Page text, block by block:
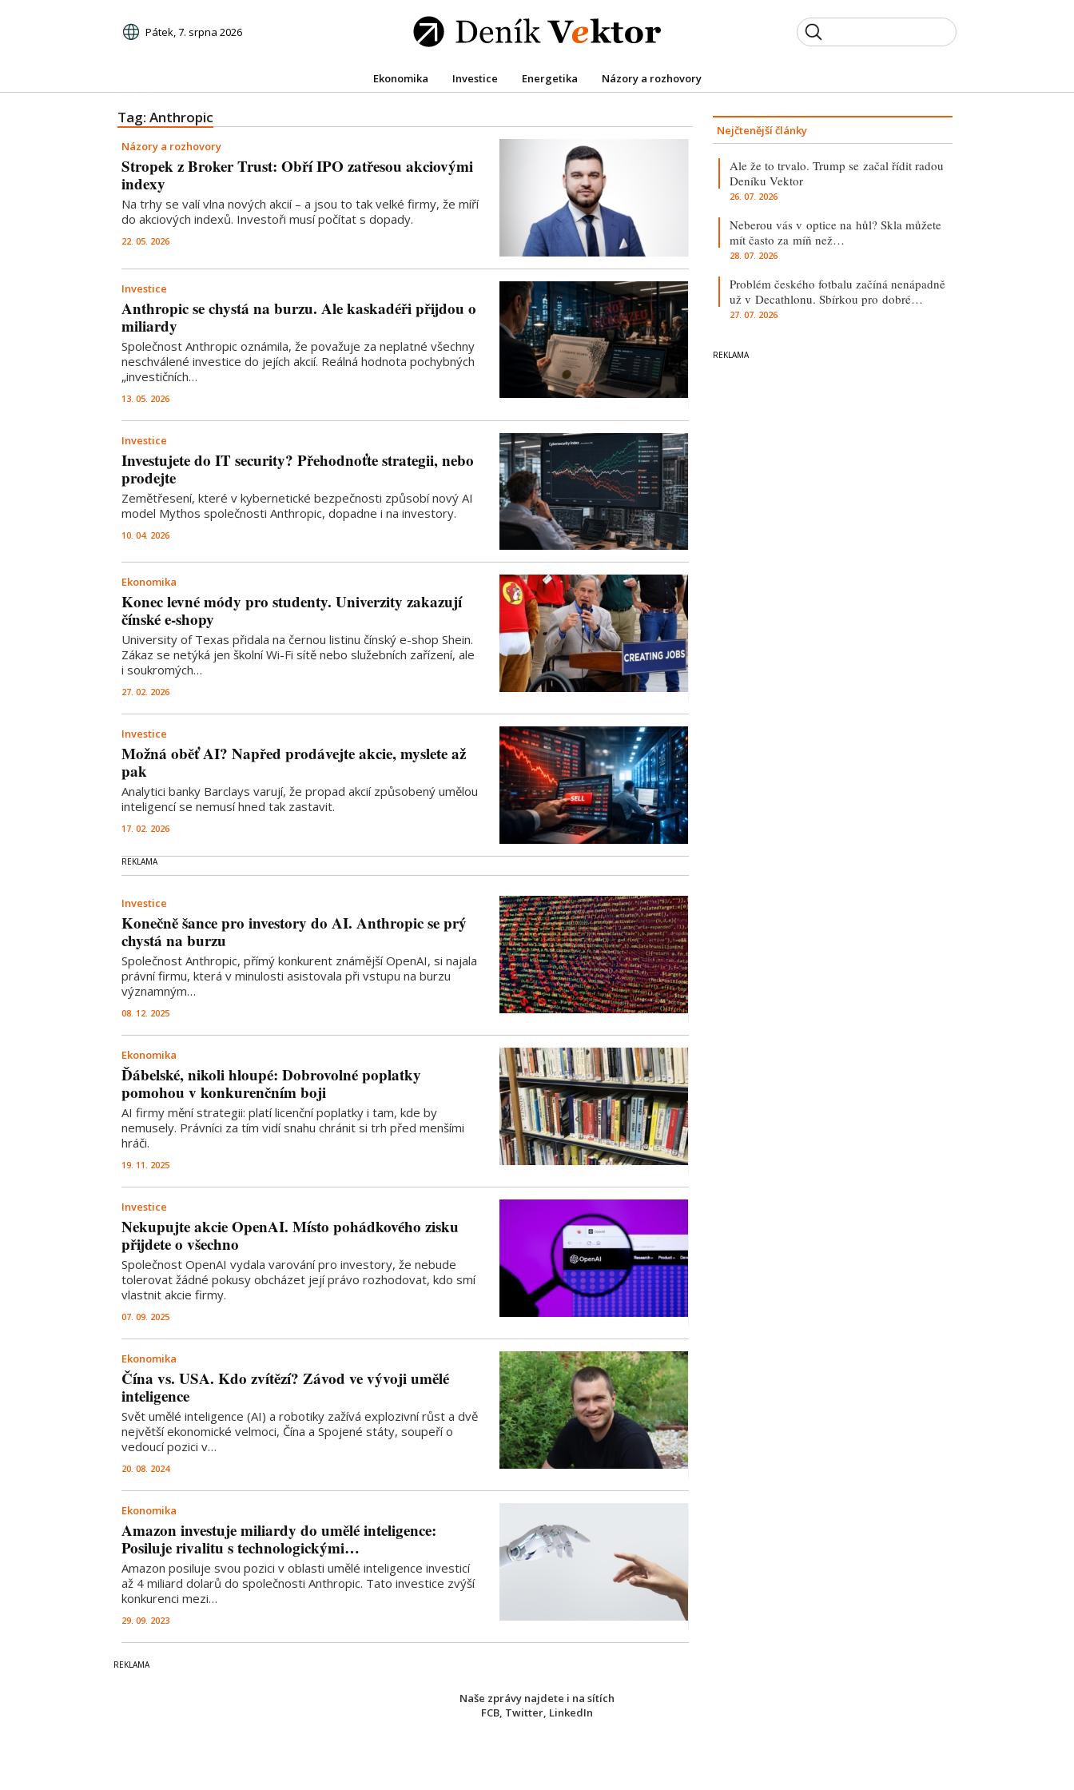
Pátek, 7. srpna 2026
Ekonomika Investice Energetika Názory a rozhovory
Tag: Anthropic
Názory a rozhovory
Stropek z Broker Trust: Obří IPO zatřesou akciovými
indexy
Na trhy se valí vlna nových akcií – a jsou to tak velké firmy, že míří
do akciových indexů. Investoři musí počítat s dopady.
22. 05. 2026
Investice
Anthropic se chystá na burzu. Ale kaskadéři přijdou o
miliardy
Společnost Anthropic oznámila, že považuje za neplatné všechny
neschválené investice do jejích akcií. Reálná hodnota pochybných
„investičních…
13. 05. 2026
Investice
Investujete do IT security? Přehodnoťte strategii, nebo
prodejte
Zemětřesení, které v kybernetické bezpečnosti způsobí nový AI
model Mythos společnosti Anthropic, dopadne i na investory.
10. 04. 2026
Ekonomika
Konec levné módy pro studenty. Univerzity zakazují
čínské e-shopy
University of Texas přidala na černou listinu čínský e-shop Shein.
Zákaz se netýká jen školní Wi-Fi sítě nebo služebních zařízení, ale
i soukromých…
27. 02. 2026
Investice
Možná oběť AI? Napřed prodávejte akcie, myslete až
pak
Analytici banky Barclays varují, že propad akcií způsobený umělou
inteligencí se nemusí hned tak zastavit.
17. 02. 2026
Investice
Konečně šance pro investory do AI. Anthropic se prý
chystá na burzu
Společnost Anthropic, přímý konkurent známější OpenAI, si najala
právní firmu, která v minulosti asistovala při vstupu na burzu
významným…
08. 12. 2025
Ekonomika
Ďábelské, nikoli hloupé: Dobrovolné poplatky
pomohou v konkurenčním boji
AI firmy mění strategii: platí licenční poplatky i tam, kde by
nemusely. Právníci za tím vidí snahu chránit si trh před menšími
hráči.
19. 11. 2025
Investice
Nekupujte akcie OpenAI. Místo pohádkového zisku
přijdete o všechno
Společnost OpenAI vydala varování pro investory, že nebude
tolerovat žádné pokusy obcházet její právo rozhodovat, kdo smí
vlastnit akcie firmy.
07. 09. 2025
Ekonomika
Čína vs. USA. Kdo zvítězí? Závod ve vývoji umělé
inteligence
Svět umělé inteligence (AI) a robotiky zažívá explozivní růst a dvě
největší ekonomické velmoci, Čína a Spojené státy, soupeří o
vedoucí pozici v…
20. 08. 2024
Ekonomika
Amazon investuje miliardy do umělé inteligence:
Posiluje rivalitu s technologickými…
Amazon posiluje svou pozici v oblasti umělé inteligence investicí
až 4 miliard dolarů do společnosti Anthropic. Tato investice zvýší
konkurenci mezi…
29. 09. 2023
Nejčtenější články
Ale že to trvalo. Trump se začal řídit radou
Deníku Vektor
26. 07. 2026
Neberou vás v optice na hůl? Skla můžete
mít často za míň než…
28. 07. 2026
Problém českého fotbalu začíná nenápadně
už v Decathlonu. Sbírkou pro dobré…
27. 07. 2026
Naše zprávy najdete i na sítích
FCB, Twitter, LinkedIn